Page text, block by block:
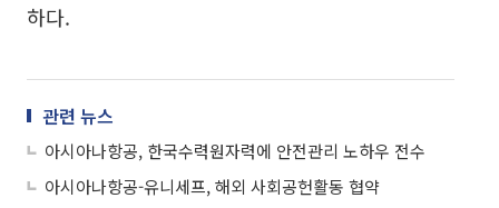
하다.
관련 뉴스
아시아나항공, 한국수력원자력에 안전관리 노하우 전수
아시아나항공-유니세프, 해외 사회공헌활동 협약